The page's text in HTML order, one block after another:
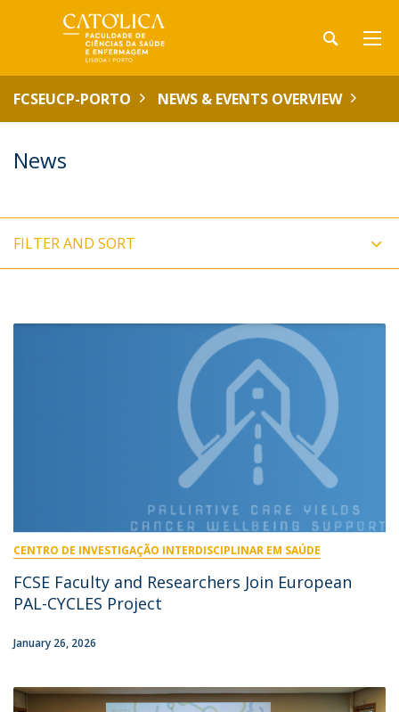
FCSEUCP-PORTO NEWS & EVENTS OVERVIEW
News
FILTER AND SORT
CENTRO DE INVESTIGAÇÃO INTERDISCIPLINAR EM SAÚDE
FCSE Faculty and Researchers Join European
PAL-CYCLES Project
January 26, 2026